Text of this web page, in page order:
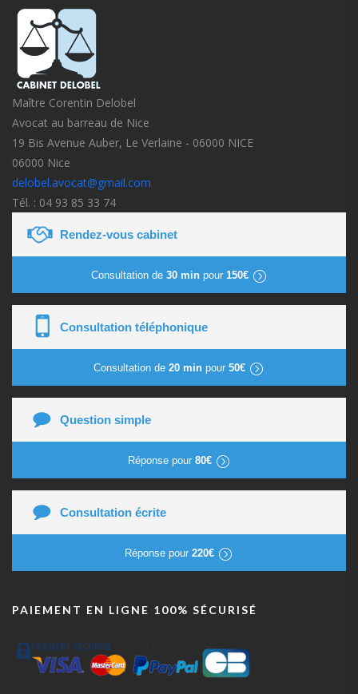
Maître Corentin Delobel
Avocat au barreau de Nice
19 Bis Avenue Auber, Le Verlaine - 06000 NICE
06000 Nice
delobel.avocat@gmail.com
Tél. : 04 93 85 33 74
Rendez-vous cabinet
Consultation de 30 minpour 150€
Consultation téléphonique
Consultation de 20 min pour 50€
Question simple
Réponse pour 80€
Consultation écrite
Réponse pour 220€
PAIEMENT EN LIGNE 100% SÉCURISÉ